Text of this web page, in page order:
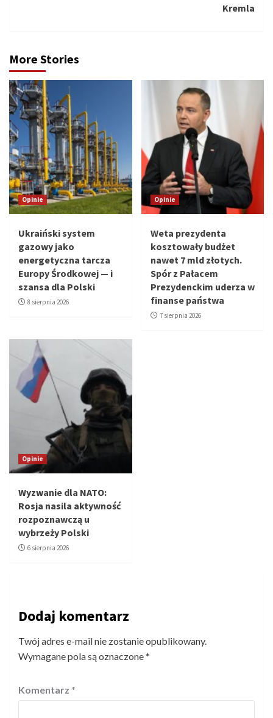
Kremla
More Stories
Opinie
Ukraiński system
gazowy jako
energetyczna tarcza
Europy Środkowej — i
szansa dla Polski
8 sierpnia 2026
Opinie
Weta prezydenta
kosztowały budżet
nawet 7 mld złotych.
Spór z Pałacem
Prezydenckim uderza w
finanse państwa
7 sierpnia 2026
Opinie
Wyzwanie dla NATO:
Rosja nasila aktywność
rozpoznawczą u
wybrzeży Polski
6 sierpnia 2026
Dodaj komentarz
Twój adres e-mail nie zostanie opublikowany.
Wymagane pola są oznaczone*
Komentarz *